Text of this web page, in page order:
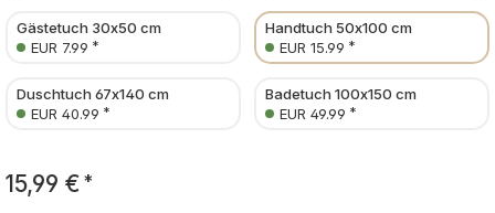
Gästetuch 30x50 cm
EUR 7.99 *
Handtuch 50x100 cm
EUR 15.99 *
Duschtuch 67x140 cm
EUR 40.99 *
Badetuch 100x150 cm
EUR 49.99 *
15,99 € *